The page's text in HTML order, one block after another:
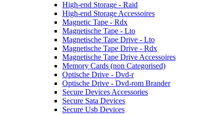
High-end Storage - Raid
High-end Storage Accessoires
Magnetic Tape - Rdx
Magnetische Tape - Lto
Magnetische Tape Drive - Lto
Magnetische Tape Drive - Rdx
Magnetische Tape Drive Accessoires
Memory Cards (non Categorised)
Optische Drive - Dvd-r
Optische Drive - Dvd-rom Brander
Secure Devices Accessories
Secure Sata Devices
Secure Usb Devices